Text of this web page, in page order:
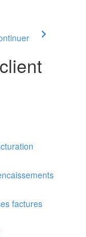
factures